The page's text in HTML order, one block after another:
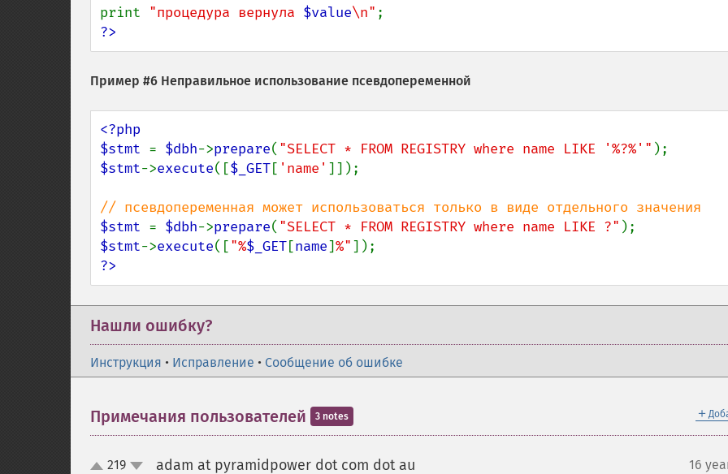
print "процедура вернула $value\n"
?>
Пример #6 Неправильное использование псевдопеременной
<?php
$stmt = $dbh->prepare( "SELECT * FROM REGISTRY where name LIKE '%?%'"
$stmt->execute([$_GET[ 'name' ]]);
$stmt = $dbh->prepare( "SELECT * FROM REGISTRY where name LIKE ?"
$stmt->execute(["%$_GET[name]%"
?>
Нашли ошибку?
Инструкция • Исправление • Сообщение об ошибке
＋
Примечания пользователей 3 notes
219 adam at pyramidpower dot com dot au 16